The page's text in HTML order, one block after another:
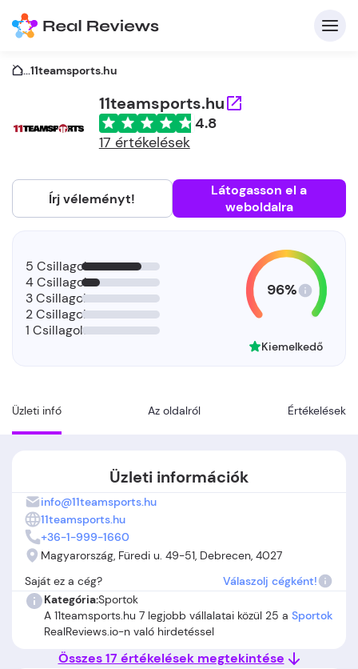
...11teamsports.hu
11teamsports.hu
4.8
17 értékelések
Írj véleményt!
Látogasson el a
weboldalra
Üzleti infó Az oldalról Értékelések
5 Csillagok
4 Csillagok
3 Csillagok
2 Csillagok
1 Csillagok
96%
Kiemelkedő
Üzleti információk
info@11teamsports.hu
11teamsports.hu
+36-1-999-1660
Magyarország, Füredi u. 49-51, Debrecen, 4027
Saját ez a cég?
Válaszolj cégként!
Kategória:Sportok
A 11teamsports.hu 7 legjobb vállalatai közül 25 a Sportok
RealReviews.io-n való hirdetéssel
Összes 17 értékelések megtekintése